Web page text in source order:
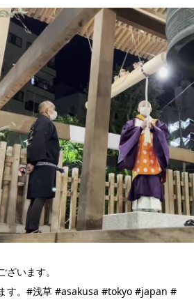
います。
す。#浅草 #asakusa #tokyo #japan #